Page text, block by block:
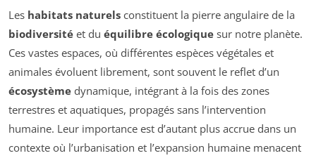
Les habitats naturels constituent la pierre angulaire de la
biodiversité et du équilibre écologique sur notre planète.
Ces vastes espaces, où différentes espèces végétales et
animales évoluent librement, sont souvent le reflet d’un
écosystème dynamique, intégrant à la fois des zones
terrestres et aquatiques, propagés sans l’intervention
humaine. Leur importance est d’autant plus accrue dans un
contexte où l’urbanisation et l’expansion humaine menacent